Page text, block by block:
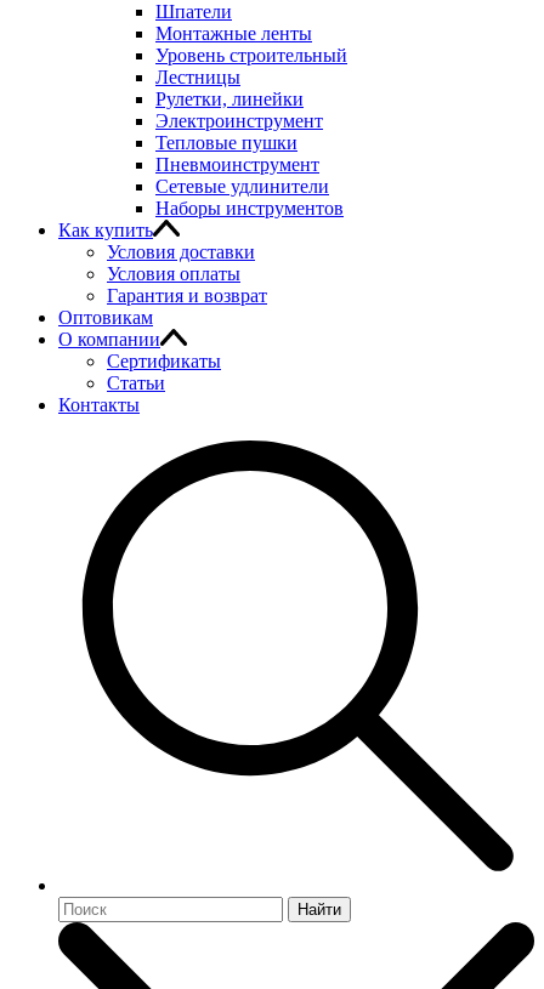
Шпатели
Монтажные ленты
Уровень строительный
Лестницы
Рулетки, линейки
Электроинструмент
Тепловые пушки
Пневмоинструмент
Сетевые удлинители
Наборы инструментов
Как купить
Условия доставки
Условия оплаты
Гарантия и возврат
Оптовикам
О компании
Сертификаты
Статьи
Контакты
Найти